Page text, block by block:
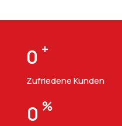
0 +
Zufriedene Kunden
0 %